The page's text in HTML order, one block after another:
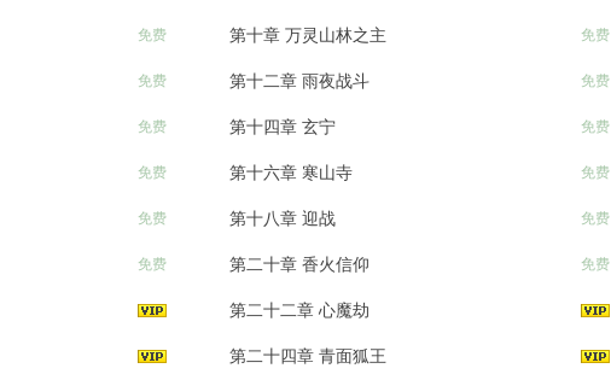
免费 第十章 万灵山林之主 免费
免费 第十二章 雨夜战斗 免费
免费 第十四章 玄宁 免费
免费 第十六章 寒山寺 免费
免费 第十八章 迎战 免费
免费 第二十章 香火信仰 免费
第二十二章 心魔劫
第二十四章 青面狐王